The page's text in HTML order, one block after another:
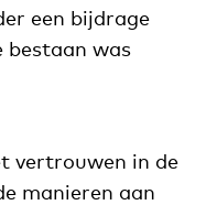
een bijdrage
bestaan was
vertrouwen in de
manieren aan